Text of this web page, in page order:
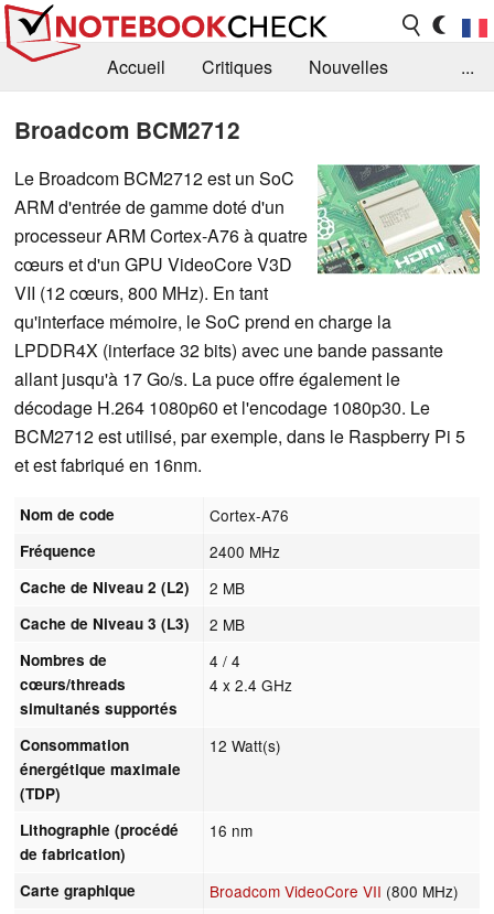
Accueil Critiques
Nouvelles
...
Broadcom BCM2712
Le Broadcom BCM2712 est un SoC
ARM d'entrée de gamme doté d'un
processeur ARM Cortex-A76 à quatre
cœurs et d'un GPU VideoCore V3D
VII (12 cœurs, 800 MHz). En tant
qu'interface mémoire, le SoC prend en charge la
LPDDR4X (interface 32 bits) avec une bande passante
allant jusqu'à 17 Go/s. La puce offre également le
décodage H.264 1080p60 et l'encodage 1080p30. Le
BCM2712 est utilisé, par exemple, dans le Raspberry Pi 5
et est fabriqué en 16nm.
Nom de code Cortex-A76
Fréquence 2400 MHz
Cache de Niveau 2 (L2) 2 MB
Cache de Niveau 3 (L3) 2 MB
Nombres de
cœurs/threads
simultanés supportés
4 / 4
4 x 2.4 GHz
Consommation
énergétique maximale
(TDP)
12 Watt(s)
Lithographie (procédé
de fabrication)
16 nm
Carte graphique Broadcom VideoCore VII (800 MHz)